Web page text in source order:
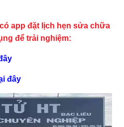
app đặt lịch hẹn sửa chữa
để trải nghiệm:
đây